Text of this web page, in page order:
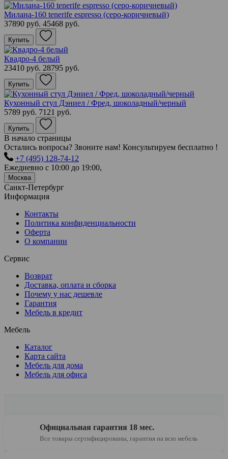
Милана-160 tenerife espresso (серо-коричневый)
37890 руб. 45468 руб.
Купить
Квадро-4 белый
23410 руб. 28795 руб.
Купить
Кухонный стул Дэниел / Фред, шоколадный/черный
5789 руб. 7121 руб.
Купить
В начало страницы
Остались вопросы? Звоните нам! Консультируем бесплатно !
+7 (495) 128-74-12
Ежедневно с 10:00 до 19:00,
Москва
Санкт-Петербург
Информация
Контакты
Политика конфиденциальности
Оферта
О компании
Сервис
Возврат
Доставка, оплата и сборка
Почему у нас дешевле
Гарантия
Мебель в кредит
Мебель
Каталог
Карта сайта
Мебель для дома
Мебель для офиса
Официальная гарантия 18 мес.
Все товары сертифицированы, гарантия на всю мебель